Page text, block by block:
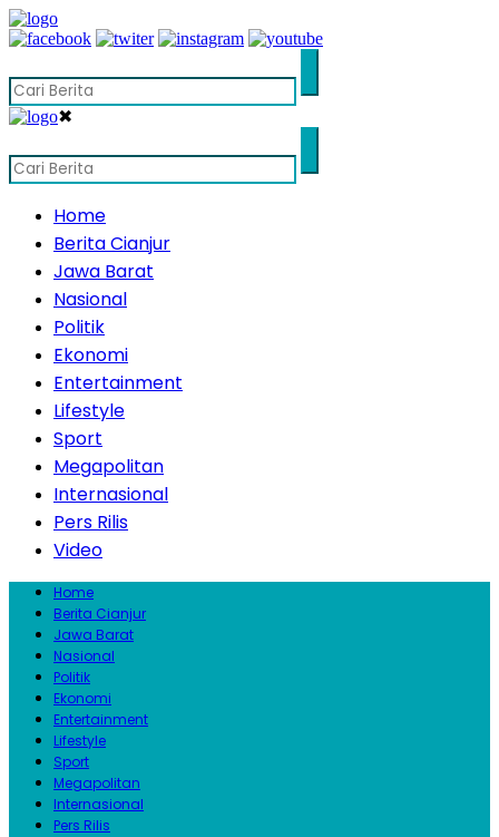
✖
Home
Berita Cianjur
Jawa Barat
Nasional
Politik
Ekonomi
Entertainment
Lifestyle
Sport
Megapolitan
Internasional
Pers Rilis
Video
Home
Berita Cianjur
Jawa Barat
Nasional
Politik
Ekonomi
Entertainment
Lifestyle
Sport
Megapolitan
Internasional
Pers Rilis